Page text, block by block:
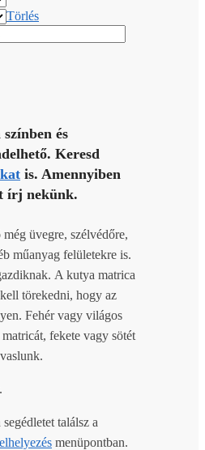
Törlés
és
Keresd
is. Amennyiben
írj nekünk.
üvegre, szélvédőre,
műanyag felületekre is.
A kutya matrica
törekedni, hogy az
Fehér vagy világos
fekete vagy sötét
találsz a
menüpontban.